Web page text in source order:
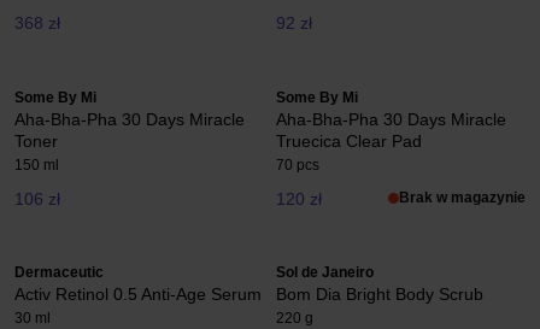
368 zł 92 zł
Some By Mi
Aha-Bha-Pha 30 Days Miracle
Toner
150 ml
106 zł
Some By Mi
Aha-Bha-Pha 30 Days Miracle
Truecica Clear Pad
70 pcs
120 zł Brak w magazynie
Dermaceutic
Activ Retinol 0.5 Anti-Age Serum
30 ml
Sol de Janeiro
Bom Dia Bright Body Scrub
220 g